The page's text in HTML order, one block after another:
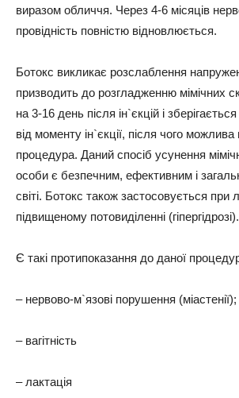
виразом обличчя. Через 4-6 місяців
провідність повністю відновлюється.
Ботокс викликає розслаблення
призводить до розгладженню мімічних
на 3-16 день після ін`єкцій і
від моменту ін`єкції, після чого
процедура. Даний спосіб усунення
особи є безпечним, ефективним і
світі. Ботокс також застосовується при
підвищеному потовиділенні (гіпергідрозі).
Є такі протипоказання до даної
– нервово-м`язові порушення (міастенії);
– вагітність
– лактація